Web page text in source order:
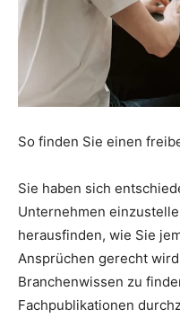
So finden Sie einen
Sie haben sich
Unternehmen
herausfinden, wie Sie
Ansprüchen gerecht
Branchenwissen zu
Fachpublikationen